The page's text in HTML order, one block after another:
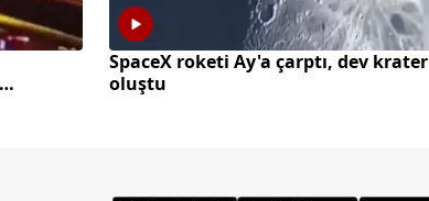
SpaceX roketi Ay'a çarptı, dev krater
oluştu